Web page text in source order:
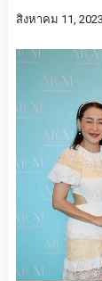
สิงหาคม 11, 2023